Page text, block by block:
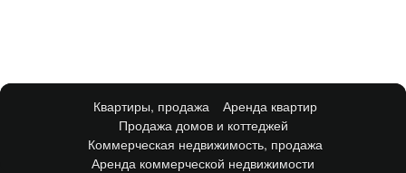
Квартиры, продажа
Аренда квартир
Продажа домов и коттеджей
Коммерческая недвижимость, продажа
Аренда коммерческой недвижимости